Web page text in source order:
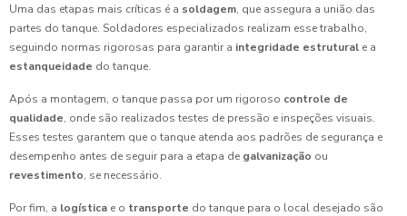
Uma das etapas mais críticas é a soldagem, que assegura a união das
partes do tanque. Soldadores especializados realizam esse trabalho,
seguindo normas rigorosas para garantir a integridade estrutural e a
estanqueidade do tanque.
Após a montagem, o tanque passa por um rigoroso controle de
qualidade, onde são realizados testes de pressão e inspeções visuais.
Esses testes garantem que o tanque atenda aos padrões de segurança e
desempenho antes de seguir para a etapa de galvanização ou
revestimento, se necessário.
Por fim, a logística e o transporte do tanque para o local desejado são